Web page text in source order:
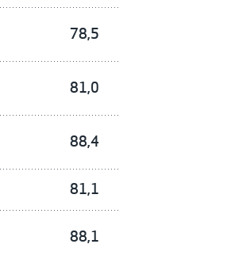
78,5
81,0
88,4
81,1
88,1